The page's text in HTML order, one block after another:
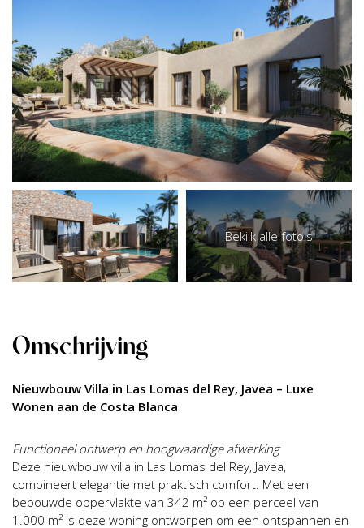
Bekijk alle foto's
Omschrijving
Nieuwbouw Villa in Las Lomas del Rey, Javea – Luxe
Wonen aan de Costa Blanca
Functioneel ontwerp en hoogwaardige afwerking
Deze nieuwbouw villa in Las Lomas del Rey, Javea,
combineert elegantie met praktisch comfort. Met een
bebouwde oppervlakte van 342 m² op een perceel van
1.000 m² is deze woning ontworpen om een ontspannen en